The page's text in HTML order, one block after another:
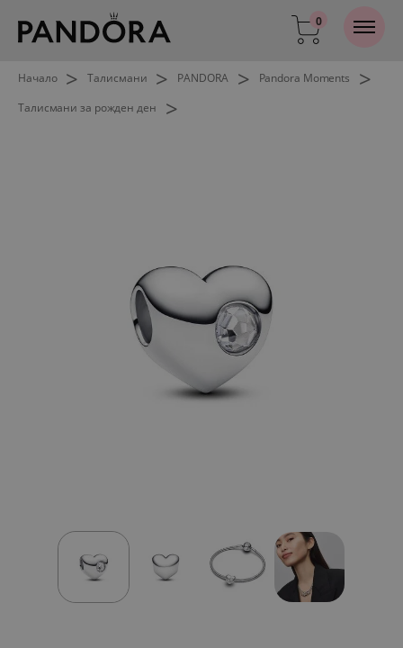
0
Начало > Талисмани > PANDORA > Pandora Moments >
Талисмани за рожден ден >